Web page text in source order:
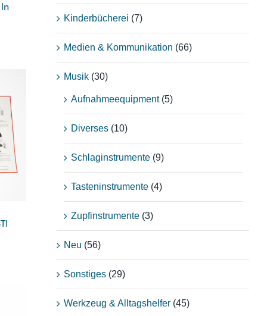
Kinderbücherei (7)
Medien & Kommunikation (66)
Musik (30)
Aufnahmeequipment (5)
Diverses (10)
Schlaginstrumente (9)
Tasteninstrumente (4)
Zupfinstrumente (3)
Neu (56)
Sonstiges (29)
Werkzeug & Alltagshelfer (45)